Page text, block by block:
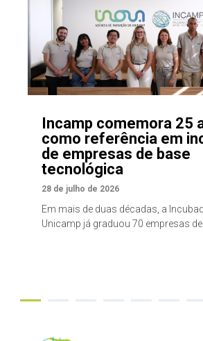
Incamp comemora 25
como referência em
de empresas de base
tecnológica
28 de julho de 2026
Em mais de duas décadas, a
Unicamp já graduou 70 empresas de